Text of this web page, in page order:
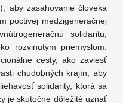
aby zasahovanie človeka
poctivej medzigeneračnej
solidaritu,
rozvinutým priemyslom:
cesty, ako zaviesť
chudobných krajín, aby
solidarity, ktorá sa
je skutočne dôležité uznať